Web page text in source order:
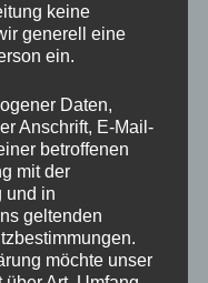
Plätze sind
wenn bis 7
wird, ab jetzt
von 50 %
bei weniger als
(in diesem Fall
die Absage aus
spät erfolgt ist ),
keine
generell eine
ein.
Daten,
Anschrift, E-Mail-
betroffenen
mit der
und in
geltenden
möchte unser